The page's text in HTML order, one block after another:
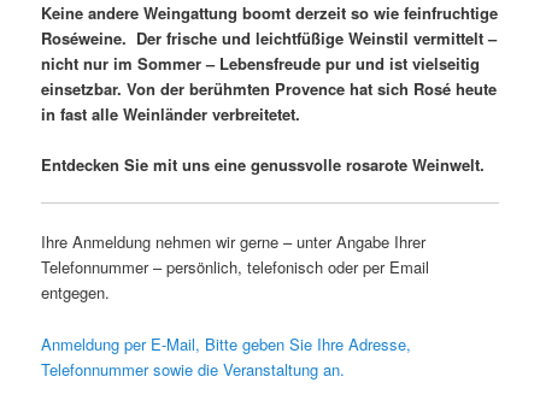
Keine andere Weingattung boomt derzeit so wie feinfruchtige
Roséweine. Der frische und leichtfüßige Weinstil vermittelt –
nicht nur im Sommer – Lebensfreude pur und ist vielseitig
einsetzbar.Von der berühmten Provence hat sich Rosé heute
in fast alle Weinländer verbreitetet.
Entdecken Sie mit uns eine genussvolle rosarote Weinwelt.
Ihre Anmeldung nehmen wir gerne – unter Angabe Ihrer
Telefonnummer – persönlich, telefonisch oder per Email
entgegen.
Anmeldung per E-Mail, Bitte geben Sie Ihre Adresse,
Telefonnummer sowie die Veranstaltung an.